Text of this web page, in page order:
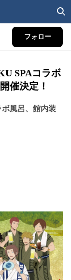
フォロー
SPAコラボ
催決定！
風呂、館内装